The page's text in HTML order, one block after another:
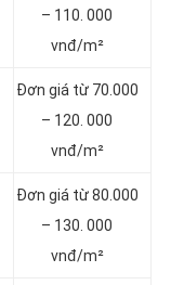
– 110. 000
vnđ/m²
Đơn giá từ 70.000
– 120. 000
vnđ/m²
Đơn giá từ 80.000
– 130. 000
vnđ/m²